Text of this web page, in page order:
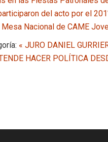
del acto por el
Mesa Nacional de CAME
« JURO DANIEL
HACER POLÍTICA